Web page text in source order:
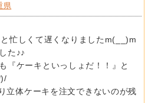
県
忙しくて遅くなりましたm(__)m
た♪♪
『ケーキといっしょだ！！』と
立体ケーキを注文できないのが残